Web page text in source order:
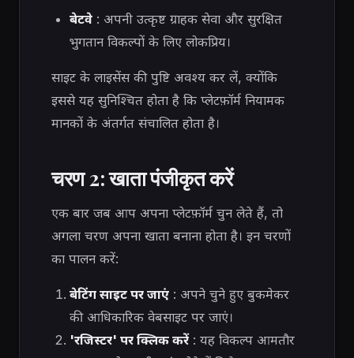
बेटवे: अपनी उत्कृष्ट ग्राहक सेवा और सुरक्षित
भुगतान विकल्पों के लिए लोकप्रिय।
साइट के लाइसेंस की पुष्टि अवश्य कर लें, क्योंकि
इससे यह सुनिश्चित होता है कि प्लेटफ़ॉर्म नियामक
मानकों के अंतर्गत संचालित होता है।
चरण 2: खाता पंजीकृत करें
एक बार जब आप अपना प्लेटफ़ॉर्म चुन लेते हैं, तो
अगला चरण अपना खाता बनाना होता है। इन चरणों
का पालन करें:
बेटिंग साइट पर जाएं: अपने चुने हुए बुकमेकर
की आधिकारिक वेबसाइट पर जाएं।
'रजिस्टर' पर क्लिक करें: यह विकल्प आमतौर